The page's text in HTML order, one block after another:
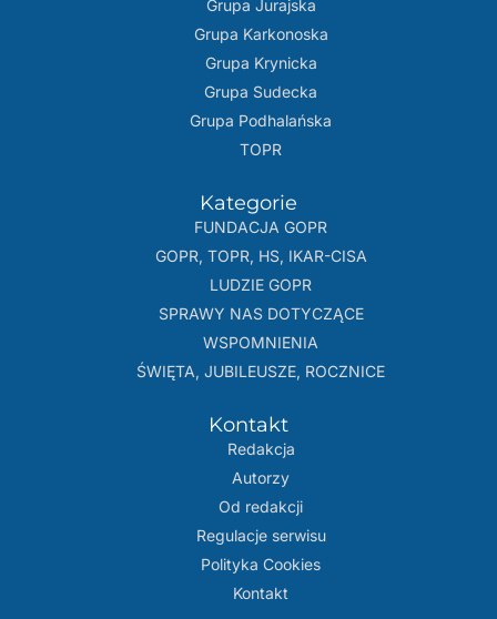
Grupa Jurajska
Grupa Karkonoska
Grupa Krynicka
Grupa Sudecka
Grupa Podhalańska
TOPR
Kategorie
FUNDACJA GOPR
GOPR, TOPR, HS, IKAR-CISA
LUDZIE GOPR
SPRAWY NAS DOTYCZĄCE
WSPOMNIENIA
ŚWIĘTA, JUBILEUSZE, ROCZNICE
Kontakt
Redakcja
Autorzy
Od redakcji
Regulacje serwisu
Polityka Cookies
Kontakt